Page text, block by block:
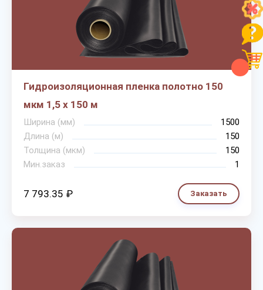
Гидроизоляционная пленка полотно 150
мкм 1,5 х 150 м
Ширина (мм)
1500
Длина (м)
150
Толщина (мкм)
150
Мин.заказ
1
7 793.35 ₽ Заказать